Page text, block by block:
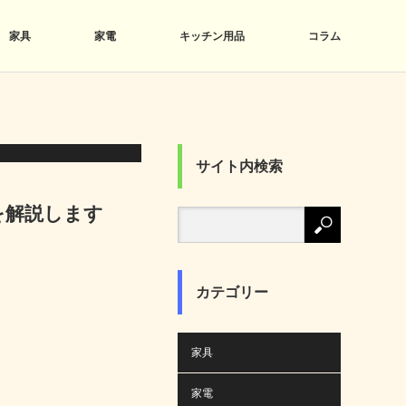
家具 家電 キッチン用品 コラム
説します
サイト内検索
カテゴリー
家具
家電